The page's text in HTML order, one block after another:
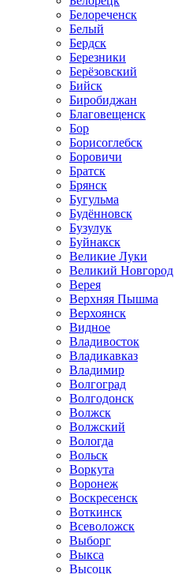
Белореченск
Белый
Бердск
Березники
Берёзовский
Бийск
Биробиджан
Благовещенск
Бор
Борисоглебск
Боровичи
Братск
Брянск
Бугульма
Будённовск
Бузулук
Буйнакск
Великие Луки
Великий Новгород
Верея
Верхняя Пышма
Верхоянск
Видное
Владивосток
Владикавказ
Владимир
Волгоград
Волгодонск
Волжск
Волжский
Вологда
Вольск
Воркута
Воронеж
Воскресенск
Воткинск
Всеволожск
Выборг
Выкса
Высоцк